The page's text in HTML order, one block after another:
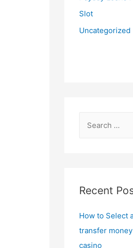
Slot
Uncategorized
h
Recent
How to Select
transfer
casino